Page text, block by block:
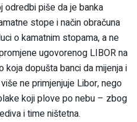
odredbi piše da je banka
stope i način obračuna
o kamatnim stopama, a ne
ugovorenog LIBOR na
koja dopušta banci da mijenja i
ne primjenjuje Libor, nego
koji plove po nebu – zbog
i time ništetna.